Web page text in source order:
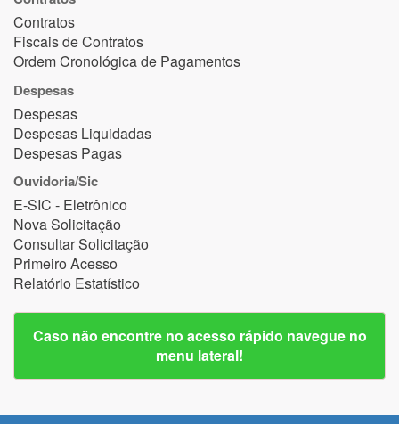
Contratos
Fiscais de Contratos
Ordem Cronológica de Pagamentos
Despesas
Despesas
Despesas Liquidadas
Despesas Pagas
Ouvidoria/Sic
E-SIC - Eletrônico
Nova Solicitação
Consultar Solicitação
Primeiro Acesso
Relatório Estatístico
Caso não encontre no acesso rápido navegue no
menu lateral!